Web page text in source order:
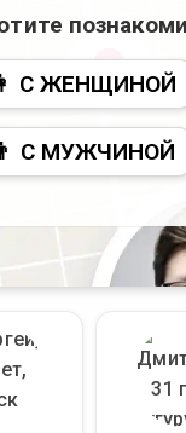
С ЖЕНЩИНОЙ
С МУЖЧИНОЙ